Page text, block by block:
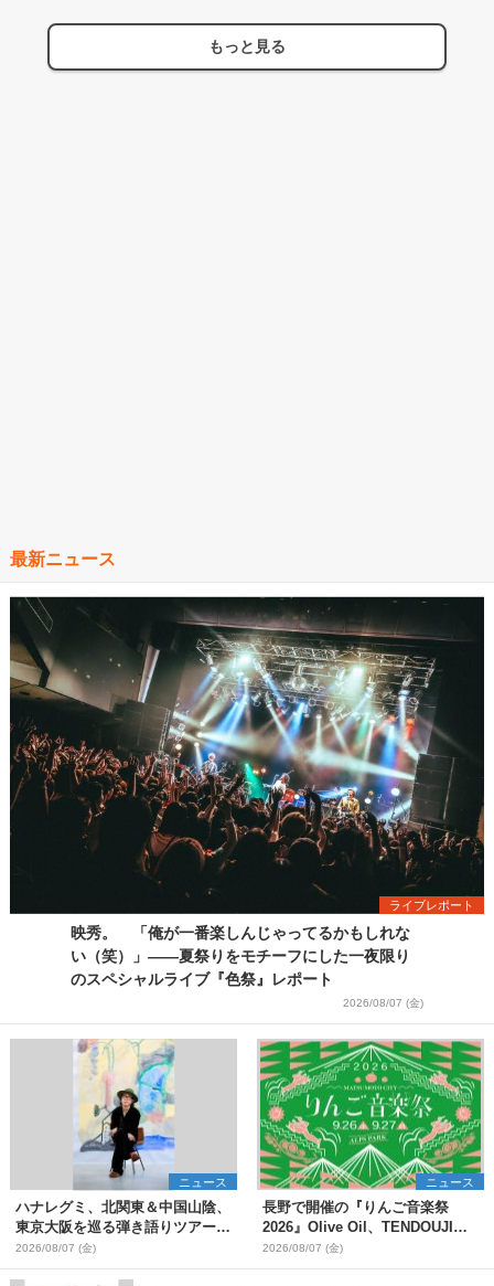
もっと見る
最新ニュース
ライブレポート
映秀。 「俺が一番楽しんじゃってるかもしれな
い（笑）」――夏祭りをモチーフにした一夜限り
のスペシャルライブ『色祭』レポート
2026/08/07 (金)
ニュース
ハナレグミ、北関東＆中国山陰、
東京大阪を巡る弾き語りツアー10
月より開催決定
2026/08/07 (金)
ニュース
長野で開催の『りんご音楽祭
2026』Olive Oil、TENDOUJIら
第11弾出演アーティスト（16組）
を発表
2026/08/07 (金)